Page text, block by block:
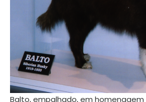
Balto, empalhado, em homenagem